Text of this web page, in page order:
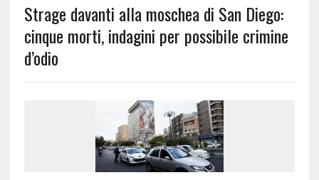
Strage davanti alla moschea di San Diego:
cinque morti, indagini per possibile crimine
d’odio